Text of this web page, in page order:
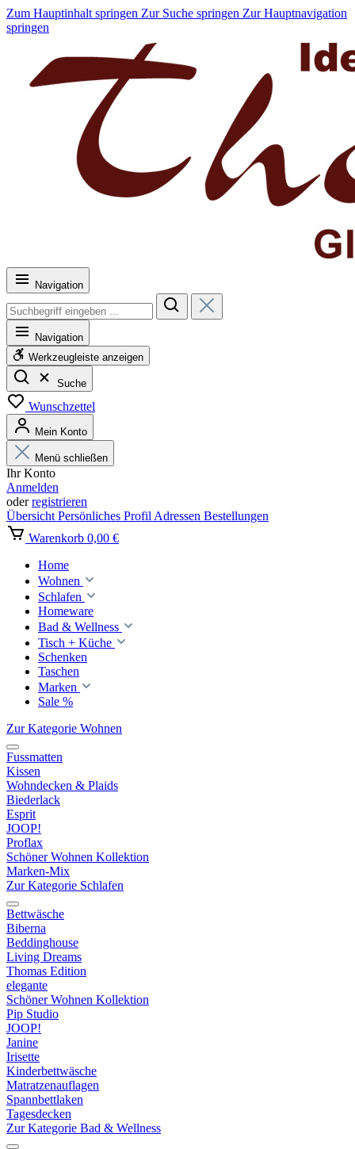
Zum Hauptinhalt springen Zur Suche springen Zur Hauptnavigation
springen
Navigation
Navigation
Werkzeugleiste anzeigen
Suche
Wunschzettel
Mein Konto
Menü schließen
Ihr Konto
Anmelden
oderregistrieren
Übersicht Persönliches Profil Adressen Bestellungen
Warenkorb 0,00 €
Home
Wohnen
Schlafen
Homeware
Bad & Wellness
Tisch + Küche
Schenken
Taschen
Marken
Sale %
Zur Kategorie Wohnen
Fussmatten
Kissen
Wohndecken & Plaids
Biederlack
Esprit
JOOP!
Proflax
Schöner Wohnen Kollektion
Marken-Mix
Zur Kategorie Schlafen
Bettwäsche
Biberna
Beddinghouse
Living Dreams
Thomas Edition
elegante
Schöner Wohnen Kollektion
Pip Studio
JOOP!
Janine
Irisette
Kinderbettwäsche
Matratzenauflagen
Spannbettlaken
Tagesdecken
Zur Kategorie Bad & Wellness